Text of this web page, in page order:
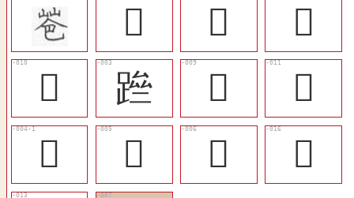
𢁃 𤼥
󸳄
󸳆
䠁 󸳅
󸳇
𨹷
𨹶 𨻕
󸳊